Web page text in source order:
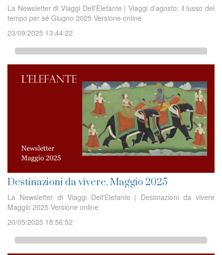
La Newsletter di Viaggi Dell'Elefante | Viaggi d'agosto: il lusso del
tempo per sé Giugno 2025 Versione online
23/09/2025 13:44:22
Destinazioni da vivere, Maggio 2025
La Newsletter di Viaggi Dell'Elefante | Destinazioni da vivere
Maggio 2025 Versione online
20/05/2025 18:56:52